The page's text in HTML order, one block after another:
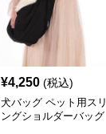
¥4,250 (税込)
犬バッグ ペット用スリ
ングショルダーバッグ